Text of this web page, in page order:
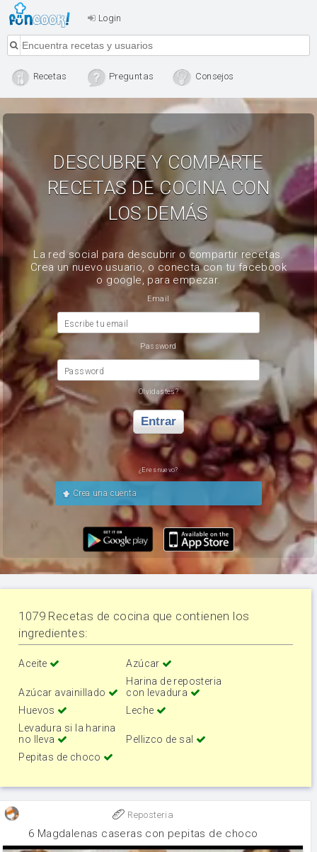
Login
Recetas Preguntas Consejos
DESCUBRE Y COMPARTE
RECETAS DE COCINA CON
LOS DEMÁS
La red social para descubrir o compartir recetas.
Crea un nuevo usuario, o conecta con tu facebook
o google, para empezar.
Email
Escribe tu email
Password
Password
Olvidastes?
Entrar
¿Eres nuevo?
Crea una cuenta
1079 Recetas de cocina que contienen los
ingredientes:
Aceite Azúcar
Azúcar avainillado
Harina de reposteria
con levadura
Huevos
Leche
Levadura si la harina
no lleva
Pellizco de sal
Pepitas de choco
Reposteria
6 Magdalenas caseras con pepitas de choco